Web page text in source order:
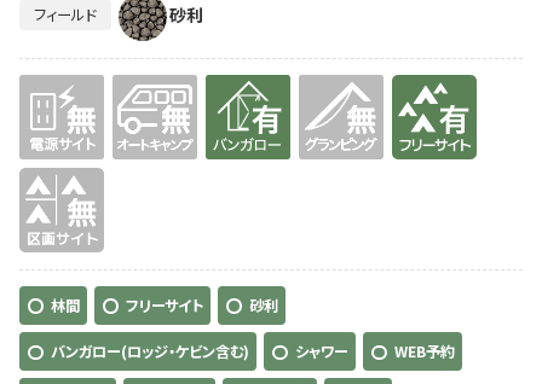
フィールド 砂利
無 無 有り 有り
無
林間 フリーサイト 砂利
バンガロー(ロッジ・ケビン含む) シャワー WEB予約